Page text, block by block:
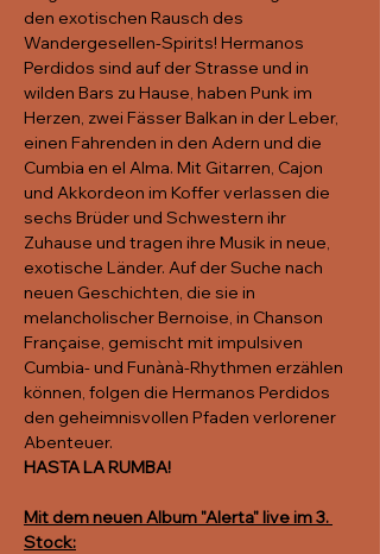
den exotischen Rausch des
Wandergesellen-Spirits! Hermanos
Perdidos sind auf der Strasse und in
wilden Bars zu Hause, haben Punk im
Herzen, zwei Fässer Balkan in der Leber,
einen Fahrenden in den Adern und die
Cumbia en el Alma. Mit Gitarren, Cajon
und Akkordeon im Koffer verlassen die
sechs Brüder und Schwestern ihr
Zuhause und tragen ihre Musik in neue,
exotische Länder. Auf der Suche nach
neuen Geschichten, die sie in
melancholischer Bernoise, in Chanson
Française, gemischt mit impulsiven
Cumbia- und Funànà-Rhythmen erzählen
können, folgen die Hermanos Perdidos
den geheimnisvollen Pfaden verlorener
Abenteuer.
HASTA LA RUMBA!
Mit dem neuen Album "Alerta" live im 3.
Stock: